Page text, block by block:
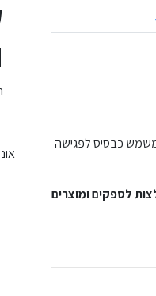
משמש כבסיס לפגישה
לספקים ומוצרים